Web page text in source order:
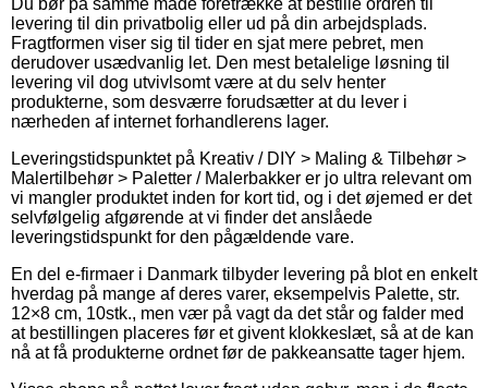
levering til din privatbolig eller ud på din arbejdsplads.
Fragtformen viser sig til tider en sjat mere pebret, men
derudover usædvanlig let. Den mest betalelige løsning til
levering vil dog utvivlsomt være at du selv henter
produkterne, som desværre forudsætter at du lever i
nærheden af internet forhandlerens lager.
Leveringstidspunktet på Kreativ / DIY > Maling & Tilbehør >
Malertilbehør > Paletter / Malerbakker er jo ultra relevant om
vi mangler produktet inden for kort tid, og i det øjemed er det
selvfølgelig afgørende at vi finder det anslåede
leveringstidspunkt for den pågældende vare.
En del e-firmaer i Danmark tilbyder levering på blot en enkelt
hverdag på mange af deres varer, eksempelvis Palette, str.
12×8 cm, 10stk., men vær på vagt da det står og falder med
at bestillingen placeres før et givent klokkeslæt, så at de kan
nå at få produkterne ordnet før de pakkeansatte tager hjem.